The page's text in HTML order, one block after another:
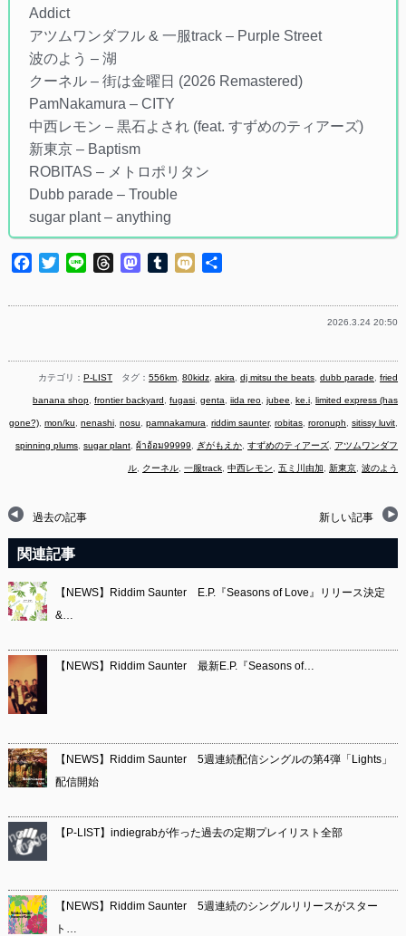
Addict
アツムワンダフル & 一服track – Purple Street
波のよう – 湖
クーネル – 街は金曜日 (2026 Remastered)
PamNakamura – CITY
中西レモン – 黒石よされ (feat. すずめのティアーズ)
新東京 – Baptism
ROBITAS – メトロポリタン
Dubb parade – Trouble
sugar plant – anything
Facebook
TwitterLine ThreadsMastodon
Tumblr
Mixi
2026.3.24 20:50
カテゴリ：P-LIST タグ：556km ,80kidz ,akira ,dj mitsu the beats ,dubb parade ,fried
banana shop ,frontier backyard ,fugasi ,genta ,iida reo ,jubee ,ke.i ,limited express (has
gone?) ,mon/ku ,nenashi ,nosu ,pamnakamura ,riddim saunter,robitas ,roronuph ,sitissy luvit
spinning plums ,sugar plant ,ผ้าอ้อม99999 ぎがもえか ,すずめのティアーズ アツムワンダフ
ル クーネル ,一服track ,中西レモン ,五ミ川由加 ,新東京 ,波のよう
過去の記事 新しい記事
関連記事
【NEWS】Riddim Saunter E.P.『Seasons of Love』リリース決定
&…
【NEWS】Riddim Saunter 最新E.P.『Seasons of…
【NEWS】Riddim Saunter 5週連続配信シングルの第4弾「Lights」
配信開始
【P-LIST】indiegrabが作った過去の定期プレイリスト全部
【NEWS】Riddim Saunter 5週連続のシングルリリースがスター
ト…